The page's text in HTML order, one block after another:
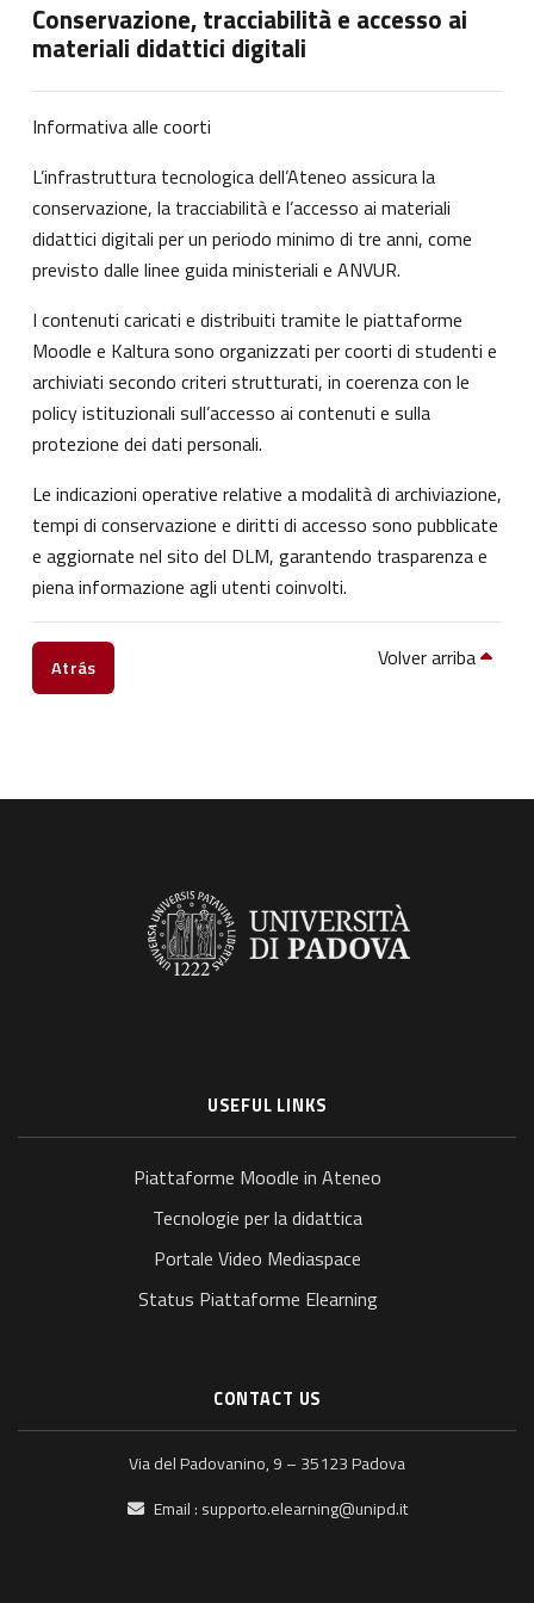
Conservazione, tracciabilità e accesso ai
materiali didattici digitali
Informativa alle coorti
L’infrastruttura tecnologica dell’Ateneo assicura la
conservazione, la tracciabilità e l’accesso ai materiali
didattici digitali per un periodo minimo di tre anni, come
previsto dalle linee guida ministeriali e ANVUR.
I contenuti caricati e distribuiti tramite le piattaforme
Moodle e Kaltura sono organizzati per coorti di studenti e
archiviati secondo criteri strutturati, in coerenza con le
policy istituzionali sull’accesso ai contenuti e sulla
protezione dei dati personali.
Le indicazioni operative relative a modalità di archiviazione,
tempi di conservazione e diritti di accesso sono pubblicate
e aggiornate nel sito del DLM, garantendo trasparenza e
piena informazione agli utenti coinvolti.
Atrás Volver arriba
USEFUL LINKS
Piattaforme Moodle in Ateneo
Tecnologie per la didattica
Portale Video Mediaspace
Status Piattaforme Elearning
CONTACT US
Via del Padovanino, 9 – 35123 Padova
Email : supporto.elearning@unipd.it